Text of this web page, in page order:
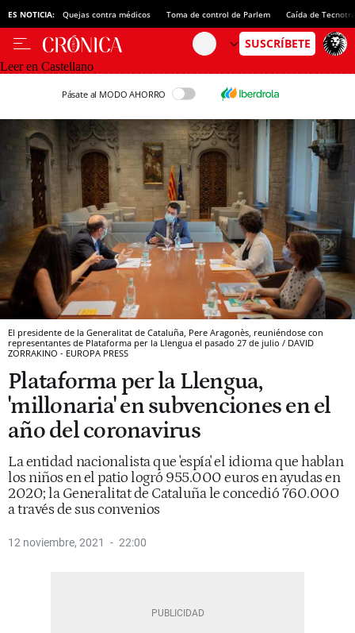
ES NOTICIA: Quejas contra médicos Toma de control de Parlem Caída de
Leer en Castellano
Pásate al MODO AHORRO
El presidente de la Generalitat de Cataluña, Pere Aragonès, reuniéndose con
representantes de Plataforma per la Llengua el pasado 27 de julio / DAVID
ZORRAKINO - EUROPA PRESS
Plataforma per la Llengua,
'millonaria' en subvenciones en el
año del coronavirus
La entidad nacionalista que 'espía' el idioma que hablan
los niños en el patio logró 955.000 euros en ayudas en
2020; la Generalitat de Cataluña le concedió 760.000
a través de sus convenios
12 noviembre, 2021 22:00